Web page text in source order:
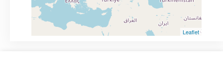
Leaflet